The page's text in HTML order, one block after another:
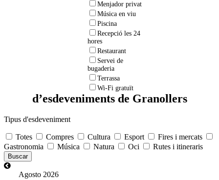
Menjador privat
Música en viu
Piscina
Recepció les 24
hores
Restaurant
Servei de
bugaderia
Terrassa
Wi-Fi gratuït
d’esdeveniments de Granollers
Tipus d'esdeveniment
Totes Compres Cultura Esport
Fires i mercats
Gastronomia
Música Natura Oci Rutes i itineraris
Agosto 2026